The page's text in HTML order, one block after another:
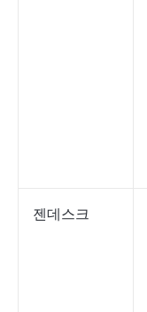
젠데스크